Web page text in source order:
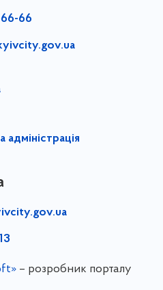
66
адміністрація
– розробник порталу